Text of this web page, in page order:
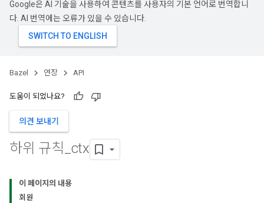
Google은 AI 기술을 사용하여 콘텐츠를 사용자의 기본 언어로 번역합니
다. AI 번역에는 오류가 있을 수 있습니다.
Bazel 연장 API
도움이 되었나요?
의견 보내기
하위 규칙 ctx
이 페이지의 내용
회원